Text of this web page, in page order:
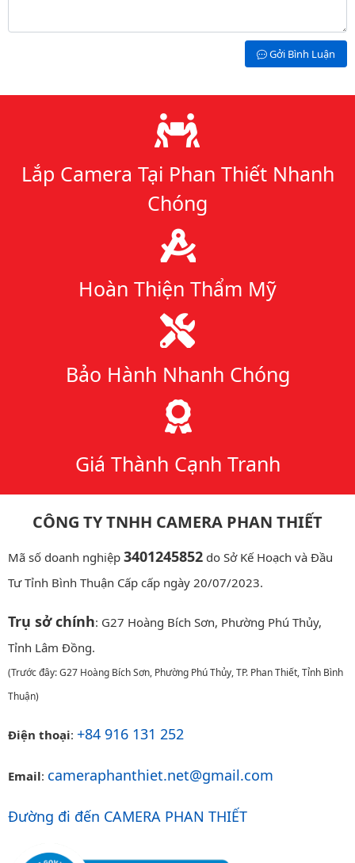
Gởi Bình Luận
Lý do chọn chúng tôi
Lắp Camera Tại Phan Thiết Nhanh
Chóng
Hoàn Thiện Thẩm Mỹ
Bảo Hành Nhanh Chóng
Giá Thành Cạnh Tranh
CÔNG TY TNHH CAMERA PHAN THIẾT
Mã số doanh nghiệp 3401245852 do Sở Kế Hoạch và Đầu
Tư Tỉnh Bình Thuận Cấp cấp ngày 20/07/2023.
Trụ sở chính: G27 Hoàng Bích Sơn, Phường Phú Thủy,
Tỉnh Lâm Đồng.
(Trước đây: G27 Hoàng Bích Sơn, Phường Phú Thủy, TP. Phan Thiết, Tỉnh Bình
Thuận)
Điện thoại: +84 916 131 252
Email: cameraphanthiet.net@gmail.com
Đường đi đến CAMERA PHAN THIẾT